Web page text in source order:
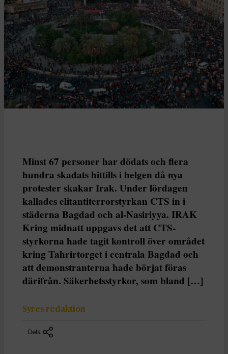
Minst 67 personer har dödats och flera
hundra skadats hittills i helgen då nya
protester skakar Irak. Under lördagen
kallades elitantiterrorstyrkan CTS in i
städerna Bagdad och al-Nasiriyya. IRAK
Kring midnatt uppgavs det att CTS-
styrkorna hade tagit kontroll över området
kring Tahrirtorget i centrala Bagdad och
att demonstranterna hade börjat föras
därifrån. Säkerhetsstyrkor, som bland […]
Syres redaktion
Dela